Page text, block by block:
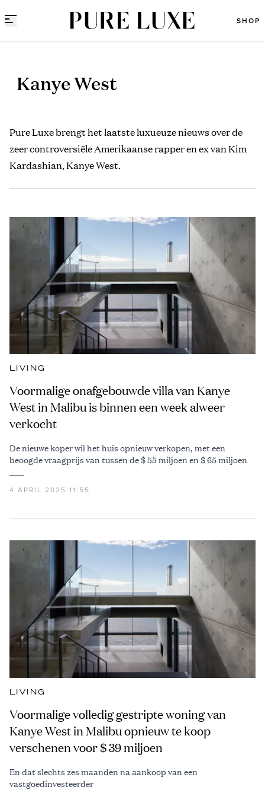
SHOP
Kanye West
Pure Luxe brengt het laatste luxueuze nieuws over de
zeer controversiële Amerikaanse rapper en ex van Kim
Kardashian, Kanye West.
LIVING
Voormalige onafgebouwde villa van Kanye
West in Malibu is binnen een week alweer
verkocht
De nieuwe koper wil het huis opnieuw verkopen, met een
beoogde vraagprijs van tussen de $ 55 miljoen en $ 65 miljoen
4 APRIL 2025 11:55
LIVING
Voormalige volledig gestripte woning van
Kanye West in Malibu opnieuw te koop
verschenen voor $ 39 miljoen
En dat slechts zes maanden na aankoop van een
vastgoedinvesteerder